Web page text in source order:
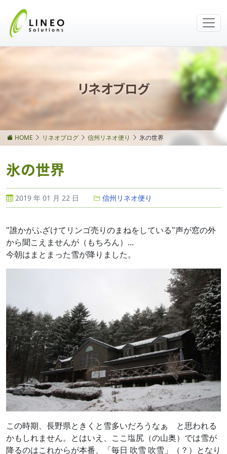
リネオブログ
HOME リネオブログ 信州リネオ便り 氷の世界
氷の世界
2019 年 01 月 22 日 信州リネオ便り
"誰かがふざけてリンゴ売りのまねをしている"声が窓の外
から聞こえませんが（もちろん）...
今朝はまとまった雪が降りました。
この時期、長野県ときくと雪多いだろうなぁ と思われる
かもしれません。とはいえ、ここ塩尻（の山奥）では雪が
降るのはこれからが本番、「毎日 吹雪 吹雪」（？）となり